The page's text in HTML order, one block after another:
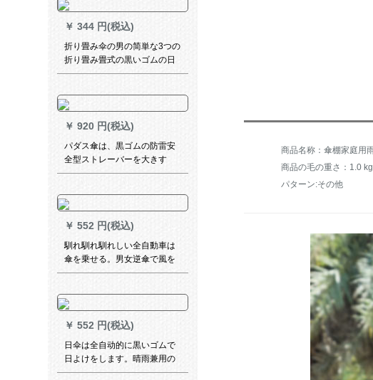
￥ 344 円(税込)
折り畳み伞の男の简単な3つの
折り畳み畳式の黒いゴムの日
伞の日よけの伞の女性の軽い
自动の金の暗いゴムのコーチ
ングティグ
￥ 920 円(税込)
パダス傘は、黒ゴムの防雷安
全型ストレーバーを大きす
る。ビジネ晴雨兼用傘31830
￥ 552 円(税込)
馴れ馴れ馴れしい全自動車は
傘を乗せる。男女逆傘で風を
防ぐために、折り畳み傘を補
傘で反射します。全自動逆傘
です。琥珀【生涯無料で新し
ものに交換します。】
￥ 552 円(税込)
日伞は全自动的に黒いゴムで
日よけをします。晴雨兼用の
傘は紫外線を防ぐために、女
商品の毛の重さ：1.0 kg
パターン:その他